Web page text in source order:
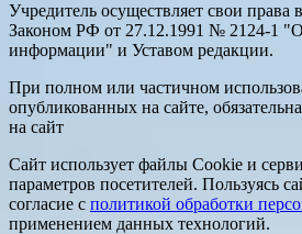
Учредитель осуществляет свои права
Законом РФ от 27.12.1991 № 2124-1 "О
информации" и Уставом редакции.
При полном или частичном
опубликованных на сайте,
на сайт
Сайт использует файлы Cookie и
параметров посетителей. Пользуясь
согласие с политикой обработки
применением данных технологий.